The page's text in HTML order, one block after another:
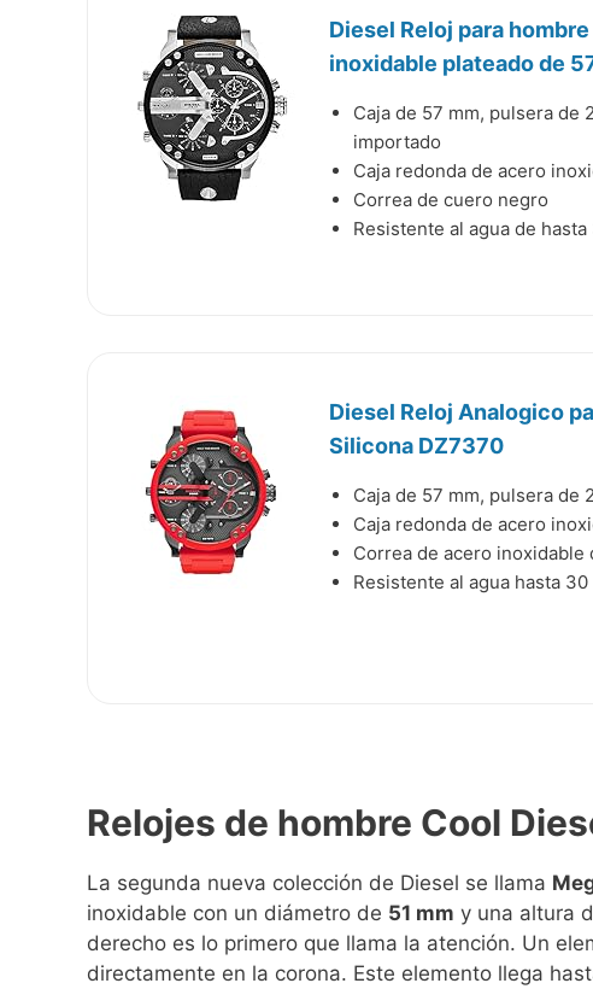
Diesel Reloj para
inoxidable plateado de
Caja de 57 mm, pulsera de
importado
Caja redonda de acero
Correa de cuero negro
Resistente al agua de
Diesel Reloj Analogico
Silicona DZ7370
Caja de 57 mm, pulsera de
Caja redonda de acero
Correa de acero inoxidable
Resistente al agua hasta
Relojes de hombre Cool
La segunda nueva colección de Diesel se llama
inoxidable con un diámetro de 51 mm y una altura
derecho es lo primero que llama la atención. Un
directamente en la corona. Este elemento llega